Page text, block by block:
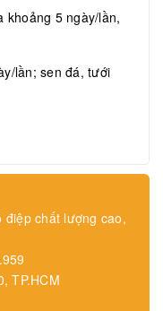
khoảng 5 ngày/lần,
lần; sen đá, tưới
điệp chất lượng cao,
TP.HCM